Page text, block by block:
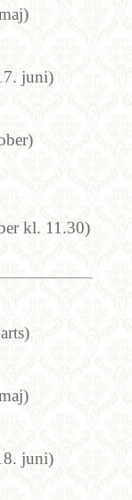
juni)
kl. 11.30)
juni)